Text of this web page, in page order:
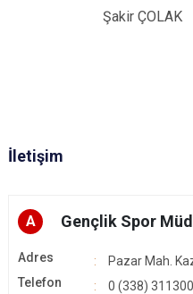
Şakir ÇOLAK
İletişim
A Gençlik Spor
Adres
Pazar Mah.
Telefon
0 (338)